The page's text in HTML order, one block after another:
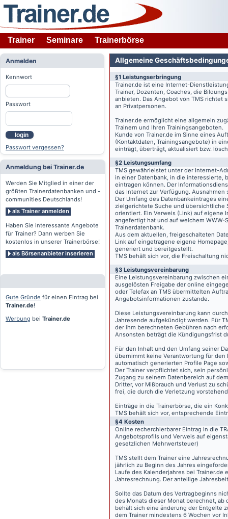
Trainer Seminare Trainerbörse
Anmelden
Kennwort
Passwort
login
Passwort vergessen?
Anmeldung bei Trainer.de
Werden Sie Mitglied in einer der
größten Trainerdatenbanken und -
communities Deutschlands!
als Trainer anmelden
Haben Sie interessante Angebote
für Trainer? Dann werben Sie
kostenlos in unserer Trainerbörse!
als Börsenanbieter inserieren
Gute Gründe für einen Eintrag bei
Trainer.de!
Werbung bei Trainer.de
Allgemeine
§1 Leistungserbringung
Trainer.de ist eine Internet-
Trainer, Dozenten, Coaches, die
anbieten. Das Angebot von TMS richtet
an Privatpersonen.
Trainer.de ermöglicht eine allgemein
Trainern und Ihren Trainingsangeboten.
Kunde von Trainer.de im Sinne eines
(Kontaktdaten, Trainingsangebote) in
einträgt, überträgt, aktualisiert bzw.
§2 Leistungsumfang
TMS gewährleistet unter der Internet-
in einer Datenbank, in die interessierte,
eintragen können. Der
das Internet zur Verfügung.
Der Umfang des Datenbankeintrages
zielgerichtete Suche und übersichtliche
orientiert. Ein Verweis (Link) auf eigene
angefertigt hat und auf welchem
Trainerdatenbank.
Aus dem aktuellen, freigeschalteten
Link auf eingetragene eigene
generiert und bereitgestellt.
TMS behält sich vor, die Freischaltung
§3 Leistungsvereinbarung
Eine Leistungsvereinbarung zwischen
ausgelösten Freigabe der online
oder Telefax an TMS übermittelten
Angebotsinformationen zustande.
Diese Leistungsvereinbarung kann
Jahresende aufgekündigt werden. Für
der ihm berechneten Gebühren nach
Ansonsten beträgt die Kündigungsfrist
Für den Inhalt und den Umfang seiner
übernimmt keine Verantwortung für den
automatisch generierten Profile Page
Der Trainer verpflichtet sich, sein
Zugang zu seinem Datenbereich auf
Dritter, vor Mißbrauch und Verlust zu
frei, die durch die Verletzung
Einträge in die Trainerbörse, die ein
TMS behält sich vor, entsprechende
§4 Kosten
Online recherchierbarer Eintrag in die
Angebotsprofils und Verweis auf
gesetzlichen Mehrwertsteuer)
TMS stellt dem Trainer eine
jährlich zu Beginn des Jahres
Laufe des Kalenderjahres bei
Jahresrechnung. Der anteilige
Sollte das Datum des Vertragbeginns
des Monats dieser Monat berechnet, ab
behält sich eine änderung der Entgelte
dem Trainer mindestens 6 Wochen vor